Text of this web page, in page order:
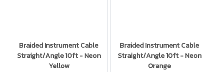
Braided Instrument Cable
Straight/Angle 10ft - Neon
Yellow
Braided Instrument Cable
Straight/Angle 10ft - Neon
Orange